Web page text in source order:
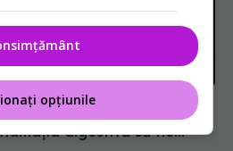
hepatic și cutanat.
digestivă să fie
opțiunile